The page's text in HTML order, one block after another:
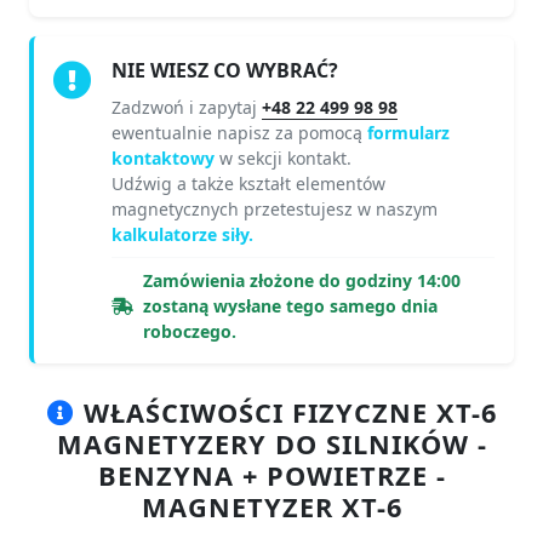
NIE WIESZ CO WYBRAĆ?
Zadzwoń i zapytaj +48 22 499 98 98
ewentualnie napisz za pomocą formularz
kontaktowy w sekcji kontakt.
Udźwig a także kształt elementów
magnetycznych przetestujesz w naszym
kalkulatorze siły.
Zamówienia złożone do godziny 14:00
zostaną wysłane tego samego dnia
roboczego.
WŁAŚCIWOŚCI FIZYCZNE XT-6
MAGNETYZERY DO SILNIKÓW -
BENZYNA + POWIETRZE -
MAGNETYZER XT-6